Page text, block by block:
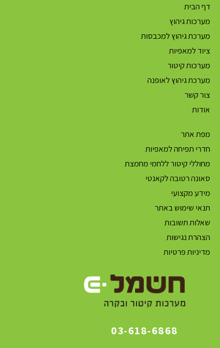
דף הבית
מערכות גיהוץ
מערכת גיהוץ למכבסות
ציוד למאפיות
מערכות קיטור
מערכת גיהוץ לאופנה
צור קשר
אודות
מפת אתר
חדרי תפיחה למאפיות
מחוללי קיטור ללחמי מחמצת
סאונה רטובה לקאנטי
מידע מקצועי
תנאי שימוש באתר
שאלות תשובות
הצהרת נגישות
מדיניות פרטיות
03-618-6868